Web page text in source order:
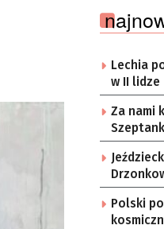
Lechia
w II lidze
Za nami
Polski